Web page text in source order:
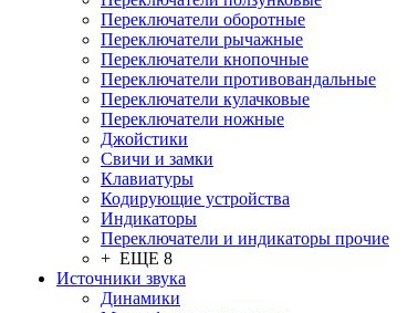
Переключатели оборотные
Переключатели рычажные
Переключатели кнопочные
Переключатели противовандальные
Переключатели кулачковые
Переключатели ножные
Джойстики
Свичи и замки
Клавиатуры
Кодирующие устройства
Индикаторы
Переключатели и индикаторы прочие
+ ЕЩЕ 8
Источники звука
Динамики